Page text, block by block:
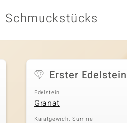
Erster Edelstein
Edelstein
Granat
Karatgewicht Summe